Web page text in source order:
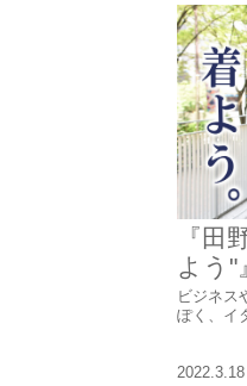
『田
よう"
ビジネス
ぽく、イ
2022.3.18